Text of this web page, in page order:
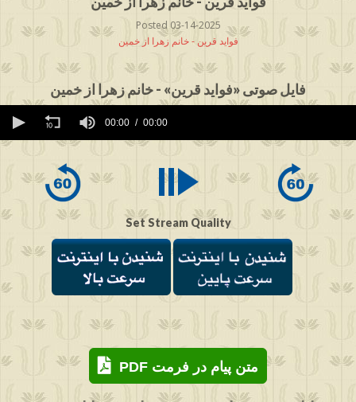
Posted 03-14-2025
فواید قرین - خانم زهرا از خمین
فایل صوتی «فواید قرین» - خانم زهرا از خمین
seconds
0
00:00 00:00
Set Stream Quality
PDF متن پیام در فرمت